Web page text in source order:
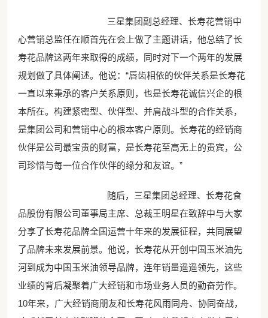
三星集团副总经理、长寿花营销中
心营销总监任在顺首先在会上做了主题讲话，他总结了长
寿花品牌这两年来取得的成绩，同时对下一个两年的发展
规划做了具体阐述。他说：“唇齿相依的伙伴关系是长寿花
一直以来秉承的客户关系原则，也是长寿花诚信兴企的根
本所在。构建紧密型、伙伴型、并肩战斗型的合作关系，
是集团公司和营销中心的根本客户原则。长寿花的经销商
伙伴是公司最宝贵的财富，是长寿花至高无上的贵宾，公
司珍惜与每一位合作伙伴的缘分和友谊。”
随后，三星集团总经理、长寿花食
品股份有限公司董事局主席、总裁王明星在致辞中与大家
分享了长寿花品牌全国运营十年来的发展征程，共同展望
了品牌未来发展前景。他说，长寿花从开创中国玉米油先
河到成为中国玉米油领导品牌，连年销量遥遥领先，这些
业绩的背后凝聚着广大经销和市场业务人员的勤奋劳作。
10年来，广大经销商朋友和长寿花风雨同舟、协同奋战，